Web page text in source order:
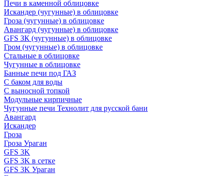
Печи в каменной облицовке
Искандер (чугунные) в облицовке
Гроза (чугунные) в облицовке
Авангард (чугунные) в облицовке
GFS ЗК (чугунные) в облицовке
Гром (чугунные) в облицовке
Стальные в облицовке
Чугунные в облицовке
Банные печи под ГАЗ
С баком для воды
С выносной топкой
Модульные кирпичные
Чугунные печи Технолит для русской бани
Авангард
Искандер
Гроза
Гроза Ураган
GFS 3K
GFS 3K в сетке
GFS 3K Ураган